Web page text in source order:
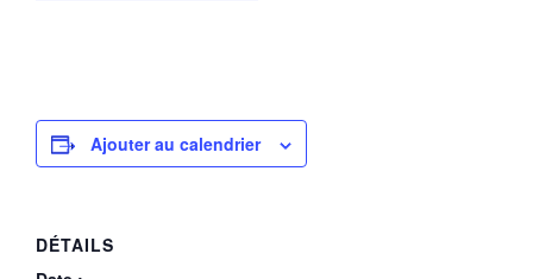
Ajouter au calendrier
DÉTAILS